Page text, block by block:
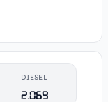
DIESEL
2.069